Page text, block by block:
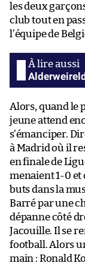
les deux
club tout en
l’équipe de
Alors, quand le
jeune attend
s’émanciper.
à Madrid où il
en finale de
menaient 1-0 et
buts dans la
Barré par une
dépanne côté
Jacouille. Il se
football. Alors
main : Ronald